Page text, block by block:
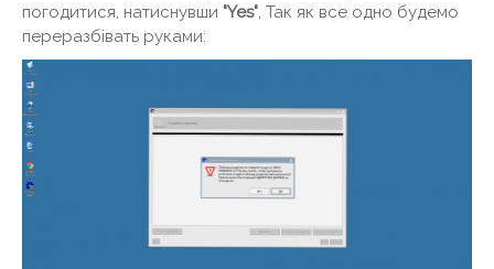
погодитися, натиснувши "Yes", Так як все одно будемо
переразбівать руками: